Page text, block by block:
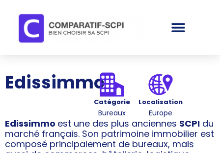
Edissimmo
Catégorie
Bureaux
Localisation
Europe
Edissimmo est une des plus anciennes SCPI du
marché français. Son patrimoine immobilier est
composé principalement de bureaux, mais